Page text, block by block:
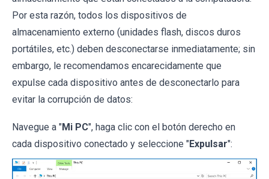
Por esta razón, todos los dispositivos de
almacenamiento externo (unidades flash, discos duros
portátiles, etc.) deben desconectarse inmediatamente; sin
embargo, le recomendamos encarecidamente que
expulse cada dispositivo antes de desconectarlo para
evitar la corrupción de datos:
Navegue a "Mi PC", haga clic con el botón derecho en
cada dispositivo conectado y seleccione "Expulsar":